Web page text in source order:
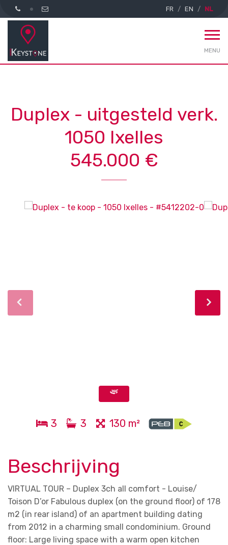
FR EN NL
MENU
Duplex - uitgesteld verk.
1050 Ixelles
545.000 €
3 3 130 m²
Beschrijving
VIRTUAL TOUR – Duplex 3ch all comfort - Louise/
Toison D’or Fabulous duplex (on the ground floor) of 178
m2 (in rear island) of an apartment building dating
from 2012 in a charming small condominium. Ground
floor: Large living space with a warm open kitchen